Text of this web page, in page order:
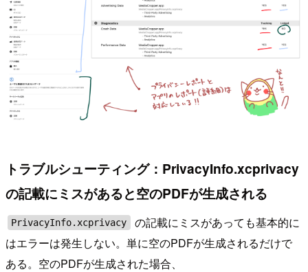
トラブルシューティング：PrivacyInfo.xcprivacy
の記載にミスがあると空のPDFが生成される
PrivacyInfo.xcprivacy
の記載にミスがあっても基本的に
はエラーは発生しない。単に空のPDFが生成されるだけで
ある。空のPDFが生成された場合、